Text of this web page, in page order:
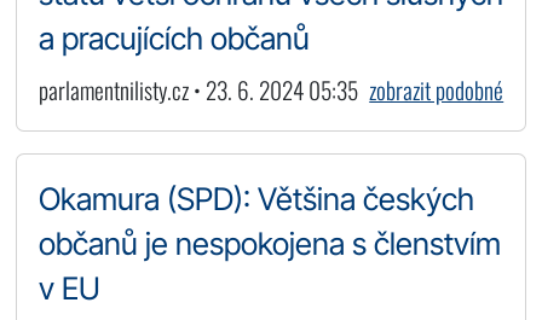
a pracujících občanů
parlamentnilisty.cz • 23. 6. 2024 05:35 zobrazit podobné
Okamura (SPD): Většina českých
občanů je nespokojena s členstvím
v EU